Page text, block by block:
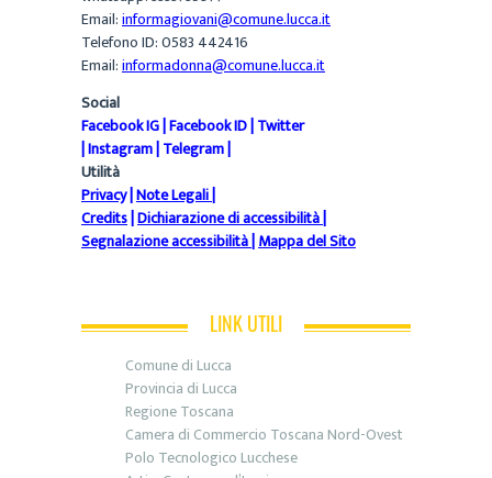
Email:informagiovani@comune.lucca.it
Telefono ID: 0583 442416
Email:informadonna@comune.lucca.it
Social
Facebook IG|Facebook ID|Twitter
|Instagram|Telegram|
Utilità
Privacy|Note Legali|
Credits|Dichiarazione di accessibilità|
Segnalazione accessibilità|Mappa del Sito
LINK UTILI
Comune di Lucca
Provincia di Lucca
Regione Toscana
Camera di Commercio Toscana Nord-Ovest
Polo Tecnologico Lucchese